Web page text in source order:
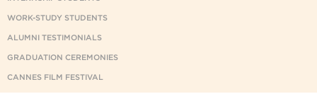
WORK-STUDY STUDENTS
ALUMNI TESTIMONIALS
GRADUATION CEREMONIES
CANNES FILM FESTIVAL